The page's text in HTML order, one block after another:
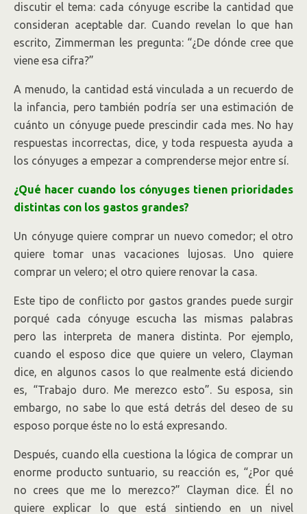
discutir el tema: cada cónyuge escribe la cantidad que
consideran aceptable dar. Cuando revelan lo que han
escrito, Zimmerman les pregunta: “¿De dónde cree que
viene esa cifra?”
A menudo, la cantidad está vinculada a un recuerdo de
la infancia, pero también podría ser una estimación de
cuánto un cónyuge puede prescindir cada mes. No hay
respuestas incorrectas, dice, y toda respuesta ayuda a
los cónyuges a empezar a comprenderse mejor entre sí.
¿Qué hacer cuando los cónyuges tienen prioridades
distintas con los gastos grandes?
Un cónyuge quiere comprar un nuevo comedor; el otro
quiere tomar unas vacaciones lujosas. Uno quiere
comprar un velero; el otro quiere renovar la casa.
Este tipo de conflicto por gastos grandes puede surgir
porqué cada cónyuge escucha las mismas palabras
pero las interpreta de manera distinta. Por ejemplo,
cuando el esposo dice que quiere un velero, Clayman
dice, en algunos casos lo que realmente está diciendo
es, “Trabajo duro. Me merezco esto”. Su esposa, sin
embargo, no sabe lo que está detrás del deseo de su
esposo porque éste no lo está expresando.
Después, cuando ella cuestiona la lógica de comprar un
enorme producto suntuario, su reacción es, “¿Por qué
no crees que me lo merezco?” Clayman dice. Él no
quiere explicar lo que está sintiendo en un nivel